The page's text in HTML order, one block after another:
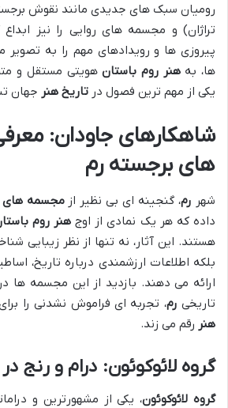
رومیان سبک های جدیدی مانند نقوش
تراژان) و مجسمه های روایی را نیز
پیروزی ها و رویدادهای مهم را به تصویر
ها، بههنر روم باستانهویتی مستقل و
یکی از مهم ترین فصول در تاریخ هنر جهان
شاهکارهای جاودان:
های برجسته رم
شهر رم، گنجینه ای بی نظیر ازمجسمه های
داده که هر یک نمادی از اوجهنر روم
هستند. این آثار، نه تنها از نظر زیبایی
بلکه اطلاعات ارزشمندی درباره تاریخ،
ارائه می دهند. بازدید از این مجسمه ها
تاریخی رم، تجربه ای فراموش نشدنی را
هنر رقم می زند.
گروه لائوکوئون: درام و رنج
گروه لائوکوئون، یکی از مشهورترین و